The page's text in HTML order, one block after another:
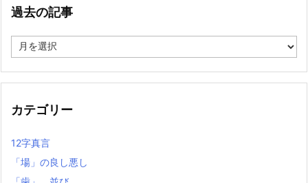
過去の記事
去
記
カテゴリー
12字真言
「場」の良し悪し